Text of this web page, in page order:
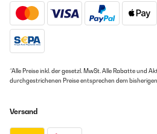
*Alle Preise inkl. der gesetzl. MwSt. Alle Rabatte und
durchgestrichenen Preise entsprechen dem
Versand